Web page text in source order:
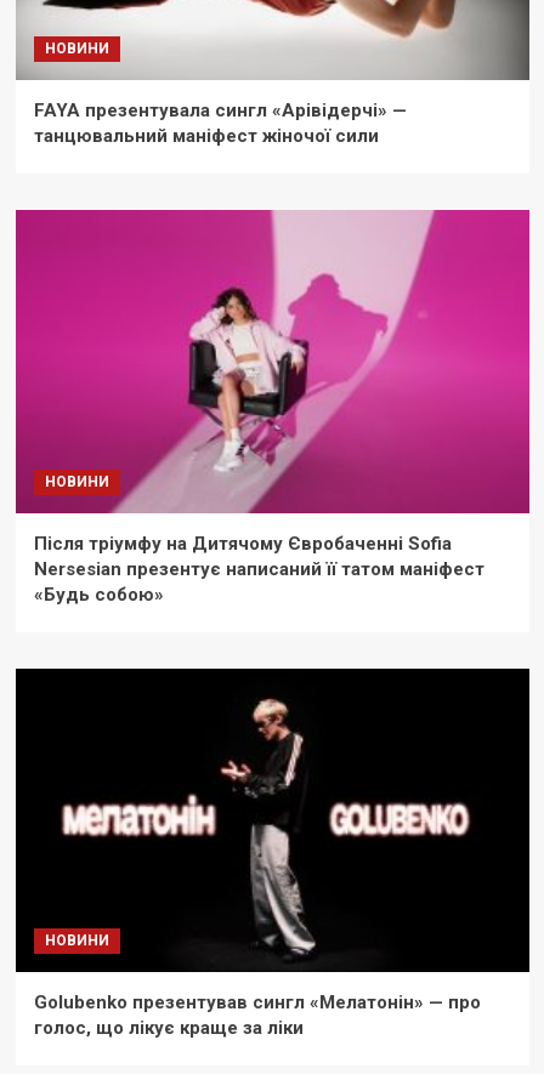
НОВИНИ
FAYA презентувала сингл «Арівідерчі» —
танцювальний маніфест жіночої сили
НОВИНИ
Після тріумфу на Дитячому Євробаченні Sofia
Nersesian презентує написаний її татом маніфест
«Будь собою»
НОВИНИ
Golubenko презентував сингл «Мелатонін» — про
голос, що лікує краще за ліки